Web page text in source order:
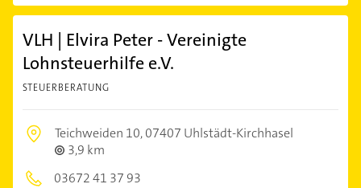
VLH | Elvira Peter - Vereinigte
Lohnsteuerhilfe e.V.
STEUERBERATUNG
Teichweiden 10,07407 Uhlstädt-Kirchhasel
3,9 km
03672 41 37 93